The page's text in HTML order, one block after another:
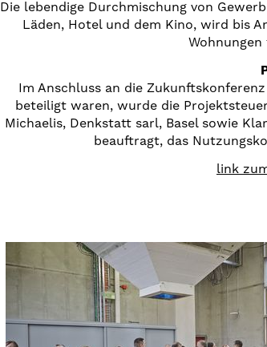
Die lebendige Durchmischung von
Läden, Hotel und dem Kino, wird bis
Im Anschluss an die
beteiligt waren, wurde die
Michaelis, Denkstatt sarl, Basel sowie
beauftragt, das
link